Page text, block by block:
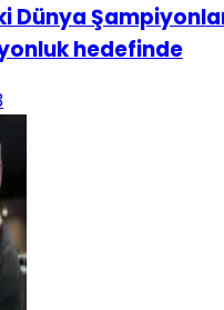
Dünya
hedefinde